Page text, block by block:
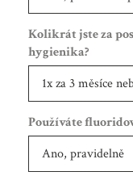
Kolikrát jste za
hygienika?
Používáte